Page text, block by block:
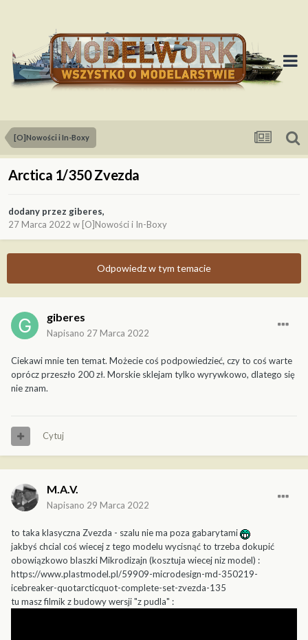
[O]Nowości i In-Boxy
Arctica 1/350 Zvezda
dodany przez giberes,
27 Marca 2022 w [O]Nowości i In-Boxy
Odpowiedz w tym temacie
giberes
Napisano 27 Marca 2022
Ciekawi mnie ten temat. Możecie coś podpowiedzieć, czy to coś warte
oprócz przeszło 200 zł. Morskie sklejam tylko wyrywkowo, dlatego się
nie znam.
Cytuj
M.A.V.
Napisano 29 Marca 2022
to taka klasyczna Zvezda - szalu nie ma poza gabarytami
jakbyś chcial coś wiecej z tego modelu wycisnąćto trzeba dokupić
obowiązkowo blaszki Mikrodizajn (kosztuja wiecej niz model) :
https://www.plastmodel.pl/59909-microdesign-md-350219-
icebreaker-quotarcticquot-complete-set-zvezda-135
tu masz filmik z budowy wersji "z pudla" :